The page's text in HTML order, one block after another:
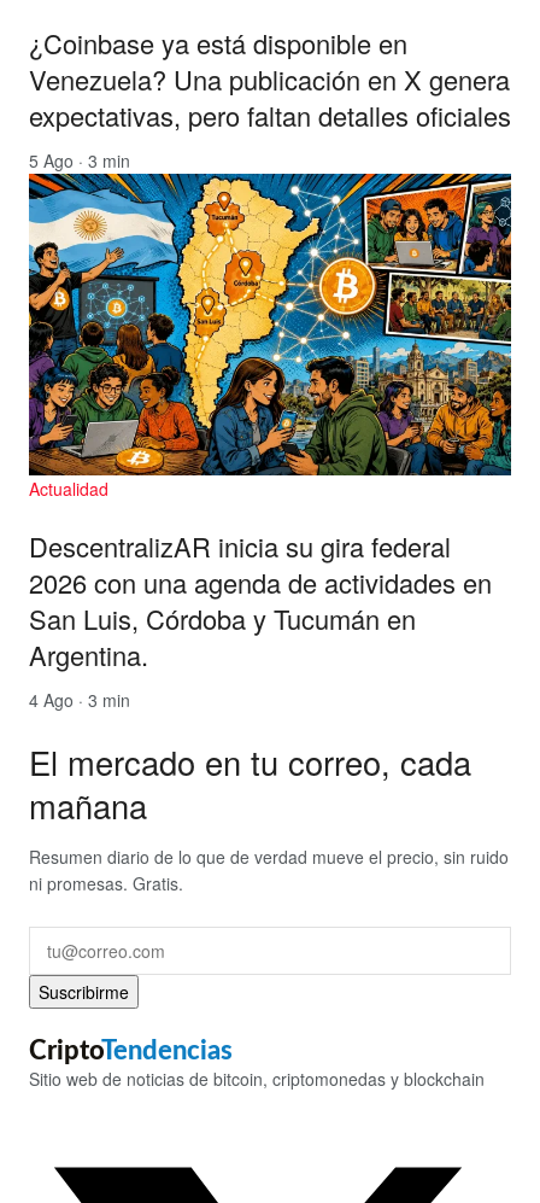
¿Coinbase ya está disponible en
Venezuela? Una publicación en X genera
expectativas, pero faltan detalles oficiales
5 Ago · 3 min
Actualidad
DescentralizAR inicia su gira federal
2026 con una agenda de actividades en
San Luis, Córdoba y Tucumán en
Argentina.
4 Ago · 3 min
El mercado en tu correo, cada
mañana
Resumen diario de lo que de verdad mueve el precio, sin ruido
ni promesas. Gratis.
Suscribirme
CriptoTendencias
Sitio web de noticias de bitcoin, criptomonedas y blockchain